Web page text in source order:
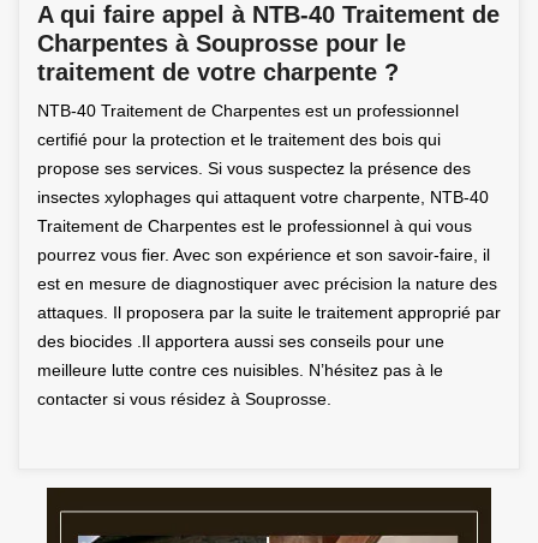
A qui faire appel à NTB-40 Traitement de
Charpentes à Souprosse pour le
traitement de votre charpente ?
NTB-40 Traitement de Charpentes est un professionnel
certifié pour la protection et le traitement des bois qui
propose ses services. Si vous suspectez la présence des
insectes xylophages qui attaquent votre charpente, NTB-40
Traitement de Charpentes est le professionnel à qui vous
pourrez vous fier. Avec son expérience et son savoir-faire, il
est en mesure de diagnostiquer avec précision la nature des
attaques. Il proposera par la suite le traitement approprié par
des biocides .Il apportera aussi ses conseils pour une
meilleure lutte contre ces nuisibles. N’hésitez pas à le
contacter si vous résidez à Souprosse.